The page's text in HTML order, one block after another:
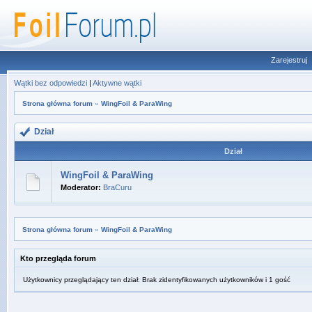
Zarejestruj
Wątki bez odpowiedzi | Aktywne wątki
Strona główna forum » WingFoil & ParaWing
Dział
Dział
WingFoil & ParaWing
Moderator: BraCuru
Strona główna forum » WingFoil & ParaWing
Kto przegląda forum
Użytkownicy przeglądający ten dział: Brak zidentyfikowanych użytkowników i 1 gość